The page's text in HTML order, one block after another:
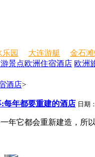
乐园 大连游艇 金石
景点欧洲住宿酒店 欧洲
酒店>
每年都要重建的酒店 日期：
年它都会重新建造，所